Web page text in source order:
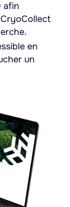
afin
en
un